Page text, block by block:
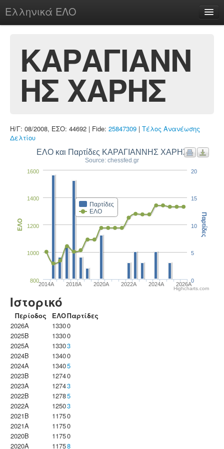
Ελληνικά ΕΛΟ
chesstu.be @ discord
Login
ΚΑΡΑΓΙΑΝΝ
ΗΣ ΧΑΡΗΣ
Η/Γ: 08/2008, ΕΣΟ: 44692 | Fide: 25847309 | Τέλος Ανανέωσης
Δελτίου
ΕΛΟ και Παρτίδες ΚΑΡΑΓΙΑΝΝΗΣ ΧΑΡΗΣ
Source: chessfed.gr
Παρτίδες
ΕΛΟ
2014A 2018A 2020A 2022A 2024A 2026A
800
1000
1200
1400
1600
ΕΛΟ
0
5
10
15
20
Παρτίδες
Highcharts.com
Ιστορικό
Περίοδος ΕΛΟΠαρτίδες
2026A
13300
2025B
13300
2025A
13303
2024B
13400
2024A
13405
2023B
12740
2023Α
12743
2022B
12785
2022A
12503
2021B
11750
2021A
11750
2020B
11750
2020A
11758